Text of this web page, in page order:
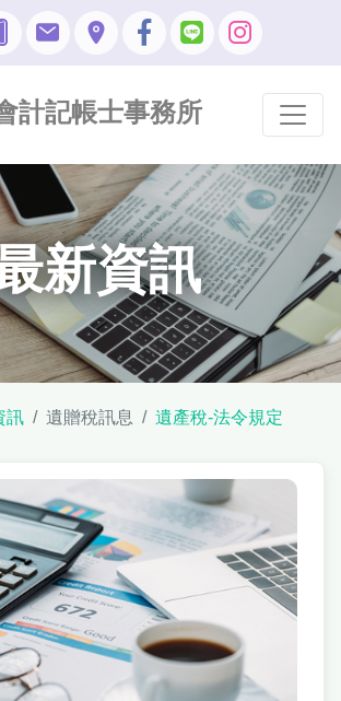
計記帳士事務所
新資訊
訊 遺贈稅訊息 遺產稅-法令規定